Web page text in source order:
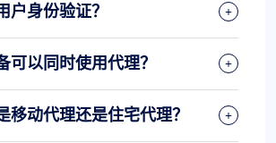
户身份验证？
可以同时使用代理？
移动代理还是住宅代理？